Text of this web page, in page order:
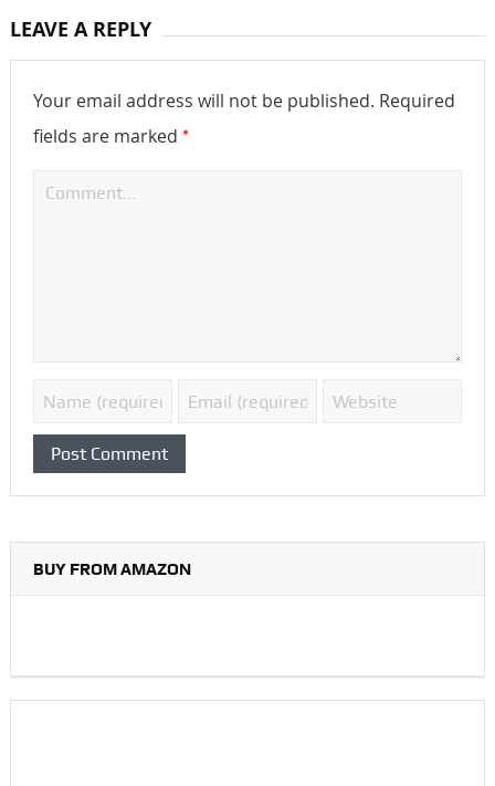
LEAVE A REPLY
Your email address will not be published. Required
fields are marked *
BUY FROM AMAZON